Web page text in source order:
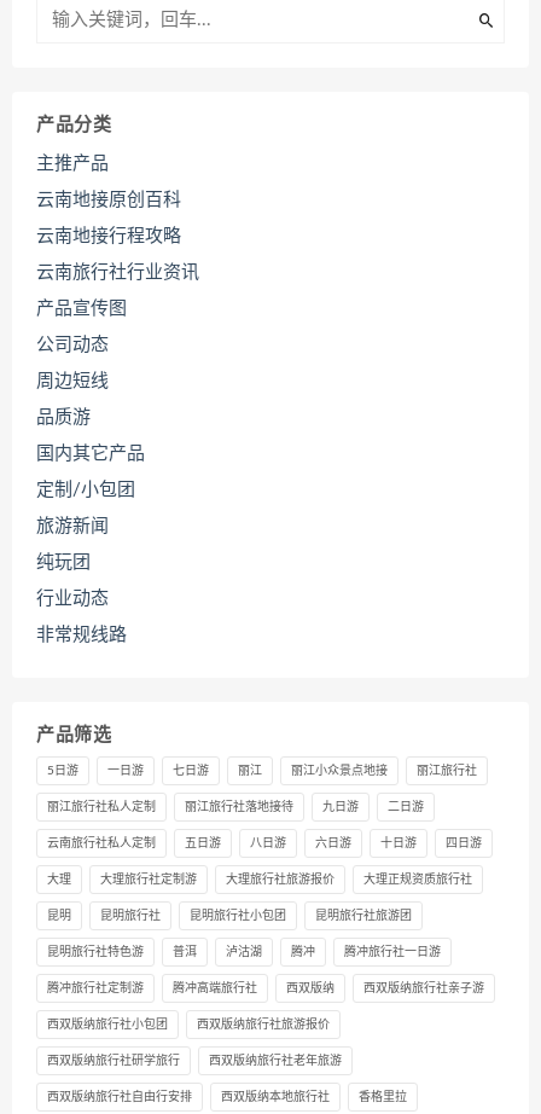
产品分类
主推产品
云南地接原创百科
云南地接行程攻略
云南旅行社行业资讯
产品宣传图
公司动态
周边短线
品质游
国内其它产品
定制/小包团
旅游新闻
纯玩团
行业动态
非常规线路
产品筛选
5日游 一日游 七日游 丽江 丽江小众景点地接 丽江旅行社
丽江旅行社私人定制 丽江旅行社落地接待 九日游 二日游
云南旅行社私人定制 五日游 八日游 六日游 十日游 四日游
大理 大理旅行社定制游 大理旅行社旅游报价 大理正规资质旅行社
昆明 昆明旅行社 昆明旅行社小包团 昆明旅行社旅游团
昆明旅行社特色游 普洱 泸沽湖 腾冲 腾冲旅行社一日游
腾冲旅行社定制游 腾冲高端旅行社 西双版纳 西双版纳旅行社亲子游
西双版纳旅行社小包团 西双版纳旅行社旅游报价
西双版纳旅行社研学旅行 西双版纳旅行社老年旅游
西双版纳旅行社自由行安排 西双版纳本地旅行社 香格里拉